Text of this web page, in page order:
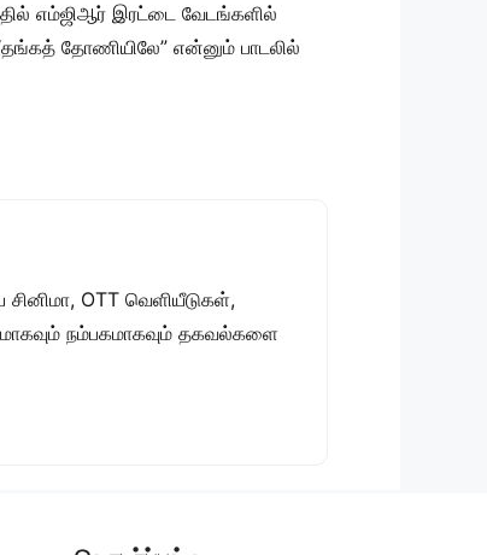
எம்ஜிஆர் இரட்டை வேடங்களில்
தோணியிலே” என்னும் பாடலில்
OTT வெளியீடுகள்,
நம்பகமாகவும் தகவல்களை